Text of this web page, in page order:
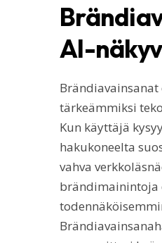
AI-
Brändiavainsanat
tärkeämmiksi
Kun käyttäjä
hakukoneelta
vahva
brändimainintoja